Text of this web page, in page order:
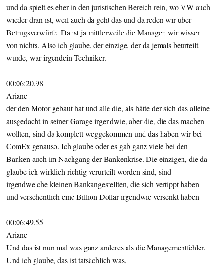
und da spielt es eher in den juristischen Bereich rein, wo VW auch
wieder dran ist, weil auch da geht das und da reden wir über
Betrugsverwürfe. Da ist ja mittlerweile die Manager, wir wissen
von nichts. Also ich glaube, der einzige, der da jemals beurteilt
wurde, war irgendein Techniker.
00:06:20.98
Ariane
der den Motor gebaut hat und alle die, als hätte der sich das alleine
ausgedacht in seiner Garage irgendwie, aber die, die das machen
wollten, sind da komplett weggekommen und das haben wir bei
ComEx genauso. Ich glaube oder es gab ganz viele bei den
Banken auch im Nachgang der Bankenkrise. Die einzigen, die da
glaube ich wirklich richtig verurteilt worden sind, sind
irgendwelche kleinen Bankangestellten, die sich vertippt haben
und versehentlich eine Billion Dollar irgendwie versenkt haben.
00:06:49.55
Ariane
Und das ist nun mal was ganz anderes als die Managementfehler.
Und ich glaube, das ist tatsächlich was,